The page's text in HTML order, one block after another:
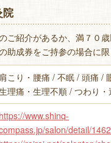
院
ご紹介があるか、満７０
助成券をご持参の場合に
肩こり・腰痛 / 不眠 / 頭痛 /
理痛・生理不順 / つわり
https://www.shinq-
salon/detail/